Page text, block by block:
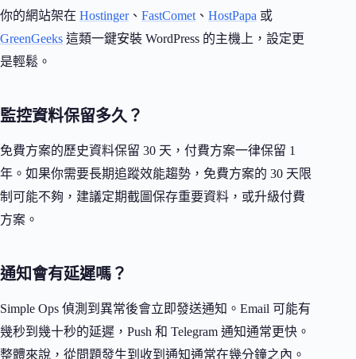
你的網站架在 Hostinger、 FastComet 、 HostPapa 或
GreenGeeks 這類一鍵安裝 WordPress 的主機上，設定更
是輕鬆。
監控資料保留多久？
免費方案的歷史資料保留 30 天，付費方案一律保留 1
年。如果你需要長期追蹤效能趨勢，免費方案的 30 天限
制可能不夠，建議定期截圖保存重要資料，或升級付費
方案。
通知會有延遲嗎？
Simple Ops 偵測到異常後會立即發送通知。Email 可能有
幾秒到幾十秒的延遲，Push 和 Telegram 通知通常更快。
整體來說，從問題發生到收到通知通常在幾分鐘之內。